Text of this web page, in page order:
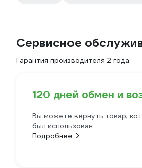
Сервисное
Гарантия производителя 2 года
120 дней обмен и
Вы можете вернуть товар,
был использован
Подробнее